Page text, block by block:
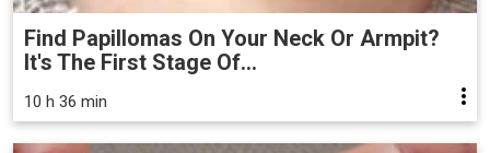
Find Papillomas On Your Neck Or Armpit?
It's The First Stage Of...
10 h 36 min